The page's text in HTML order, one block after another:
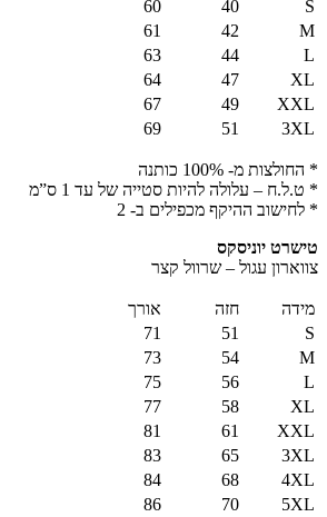
S
40
60
M
42
61
L
44
63
XL
47
64
XXL
49
67
3XL
51
69
* החולצות מ- 100% כותנה
* ט.ל.ח – עלולה להיות סטייה של עד 1 ס”מ
* לחישוב ההיקף מכפילים ב- 2
טישרט יוניסקס
צווארון עגול – שרוול קצר
מידה חזה
אורך
S
51
71
M
54
73
L
56
75
XL
58
77
XXL
61
81
3XL
65
83
4XL
68
84
5XL
70
86